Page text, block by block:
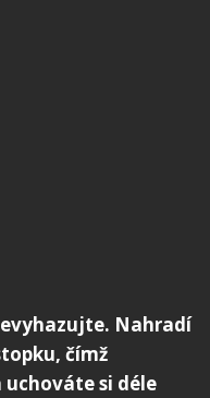
Nahradí
čímž
si déle